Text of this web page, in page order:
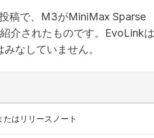
稿で、M3がMiniMax Sparse
介されたものです。EvoLink
なしていません。
はリリースノート